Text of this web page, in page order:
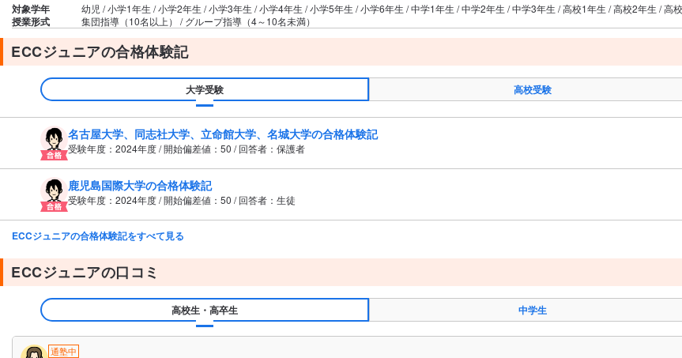
対象学年 幼児 / 小学1年生 / 小学2年生 / 小学3年生 / 小学4年生 / 小学5年生 / 小学6年生 / 中学1年生 / 中学2年生 / 中学3年生 / 高校1年生 / 高校2年生 / 高
授業形式 集団指導（10名以上） / グループ指導（4～10名未満）
ECCジュニアの合格体験記
大学受験 高校受験
名古屋大学、同志社大学、立命館大学、名城大学の合格体験記
受験年度：2024年度 / 開始偏差値：50 / 回答者：保護者
鹿児島国際大学の合格体験記
受験年度：2024年度 / 開始偏差値：50 / 回答者：生徒
ECCジュニアの合格体験記をすべて見る
ECCジュニアの口コミ
高校生・高卒生 中学生
通塾中